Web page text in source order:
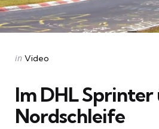
Categories
Posted
in Video
Im DHL Sprinter
Nordschleife